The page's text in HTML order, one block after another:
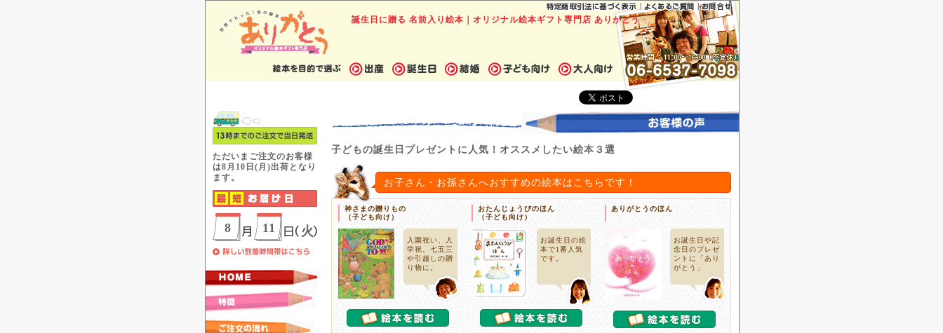
誕生日に贈る 名前入り絵本｜オリジナル絵本ギフト専門店 ありがとう
子どもの誕生日プレゼントに人気！オススメしたい絵本３選
お子さん・お孫さんへおすすめの絵本はこちらです！
神さまの贈りもの
（子ども向け）
入園祝い、入
学祝。七五三
や引越しの贈
り物に。
おたんじょうびのほん
（子ども向け）
お誕生日の絵
本で1番人気
です。
ありがとうのほん
お誕生日や記
念日のプレゼ
ントに「あり
がとう」